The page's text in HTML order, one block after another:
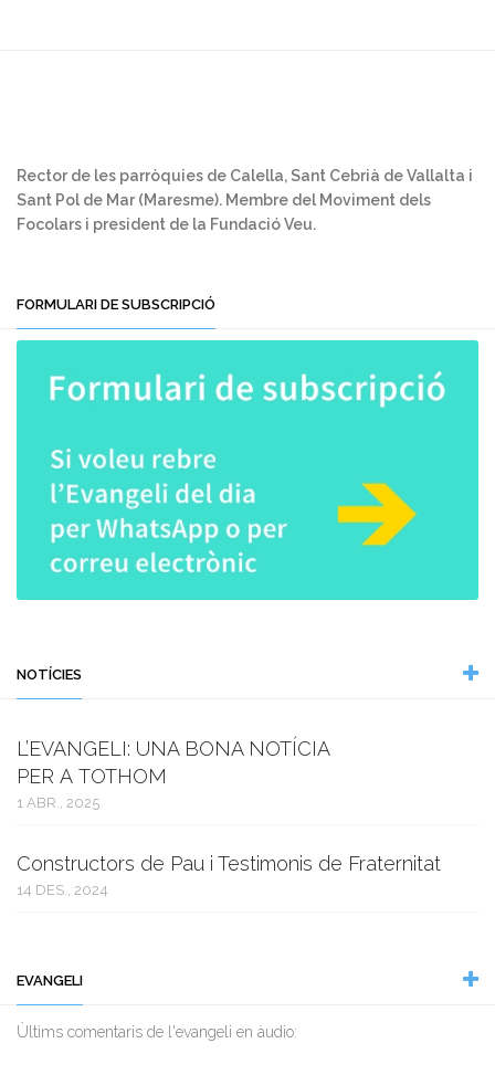
Rector de les parròquies de Calella, Sant Cebrià de Vallalta i
Sant Pol de Mar (Maresme). Membre del Moviment dels
Focolars i president de la Fundació Veu.
FORMULARI DE SUBSCRIPCIÓ
NOTÍCIES
L’EVANGELI: UNA BONA NOTÍCIA
PER A TOTHOM
1 ABR., 2025
Constructors de Pau i Testimonis de Fraternitat
14 DES., 2024
EVANGELI
Ùltims comentaris de l'evangeli en àudio: